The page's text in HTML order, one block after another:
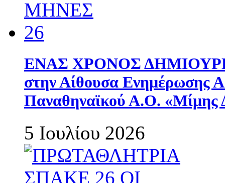
ΕΝΑΣ ΧΡΟΝΟΣ
στην Αίθουσα Ενημέρωσης
Παναθηναϊκού Α.Ο. «Μίμης
5 Ιουλίου 2026